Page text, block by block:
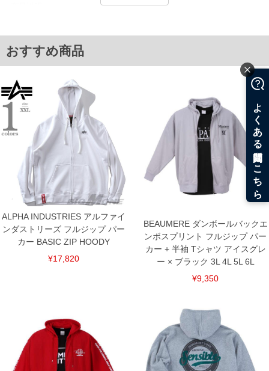
ボア／フルジップ／サイドポケット有／フード(調節ひも無)／リブ(袖口・
■サイズ表
サイズ/バスト/総丈/裾周り/肩幅/袖丈
3L/140/78/126/64/61
4L/150/80/136/66/62
5L/160/82/146/68/63
6L/170/84/156/70/64
単位はcm
※【返品交換について】
返品交換希望の方は、商品到着後1週間以内にご連絡ください。
下着(肌着)やワイシャツは商品の性質上、返品交換不可とさせて頂いております。予め
ご了承くださいませ。
※【ボトムの裾上げをご希望の場合】
裾上げ料金は500円+税となります。
備考欄に股下●cmとご記入下さい。（裾上げ無料対象商品は1本につき税込6,000円以
上の品が対象。1本5,999円以下の商品は有料（500円+税）となります。）
出荷まで約1週間～20日間程お時間を頂く場合がございます。
尚、裾上げした商品は返品・交換不可となりますので、予めご了承下さい。
※当店での掲載商品は、実店鋪と在庫を共用しておりますので店頭での売り違い、店
舗からのお取り寄せ等により、お客様にご迷惑をお掛けしてしまう場合がございま
す。そのようなことがない様最大限に努めておりますが、もしあった場合速やかにご
連絡させて頂きますので予めご了承ください。
おすすめ商品
ALPHA INDUSTRIES アルファイ
ンダストリーズ フルジップ パー
カー BASIC ZIP HOODY
¥17,820
BEAUMERE ダンボールバックエ
ンボスプリント フルジップ パー
カー + 半袖 Tシャツ アイスグレ
ー × ブラック 3L 4L 5L 6L
¥9,350